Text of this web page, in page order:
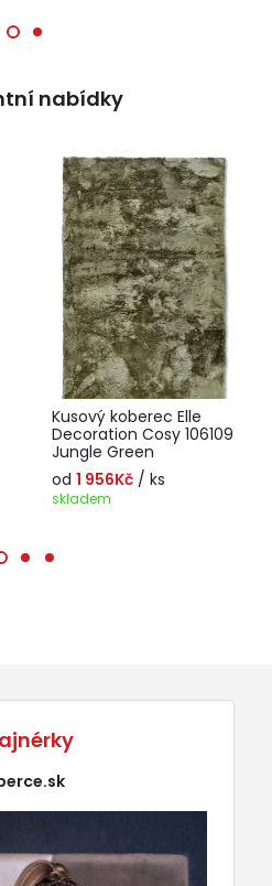
nabídky
Kusový koberec Elle
Decoration Cosy 106109
Jungle Green
od 1 956Kč / ks
skladem